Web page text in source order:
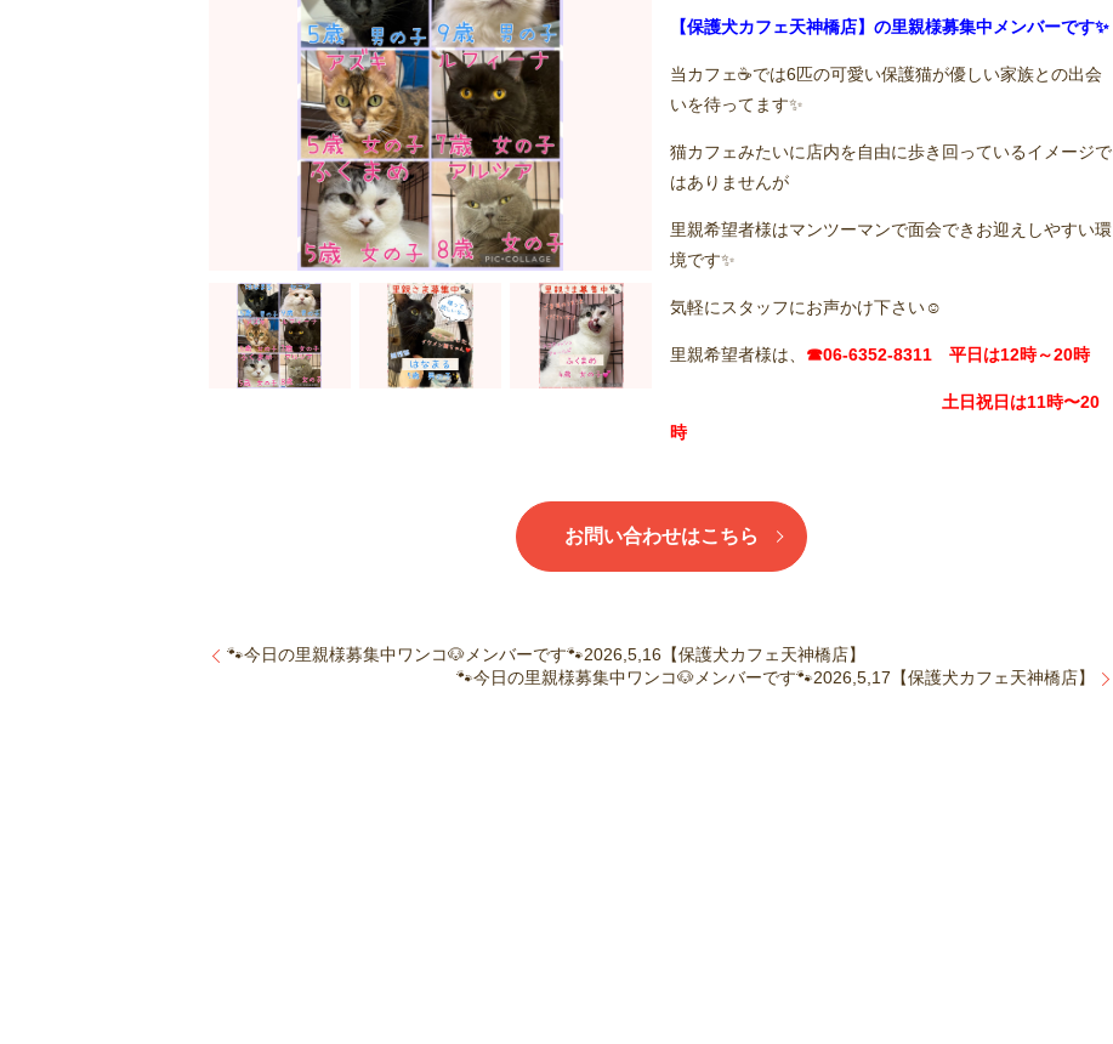
【保護犬カフェ天神橋店】の里親様募集中メンバーです✨
当カフェ☕️では6匹の可愛い保護猫が優しい家族との出会
いを待ってます✨
猫カフェみたいに店内を自由に歩き回っているイメージで
はありませんが
里親希望者様はマンツーマンで面会できお迎えしやすい環
境です✨
気軽にスタッフにお声かけ下さい☺️
里親希望者様は、 ☎06-6352-8311 平日は12時～20時
土日祝日は11時〜20
時
お問い合わせはこちら
🐾今日の里親様募集中ワンコ🐶メンバーです🐾2026,5,16【保護犬カフェ天神橋店】
🐾今日の里親様募集中ワンコ🐶メンバーです🐾2026,5,17【保護犬カフェ天神橋店】